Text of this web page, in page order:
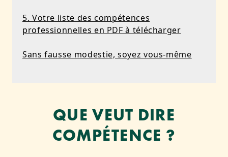
5. Votre liste des compétences
professionnelles en PDF à télécharger
Sans fausse modestie, soyez vous-même
QUE VEUT DIRE
COMPÉTENCE ?